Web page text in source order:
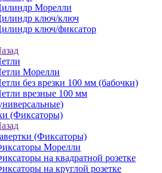
Морелли
ключ/ключ
ключ/фиксатор
Морелли
без врезки 100 мм (бабочки)
врезные 100 мм
(Фиксаторы)
(Фиксаторы)
Морелли
на квадратной розетке
на круглой розетке